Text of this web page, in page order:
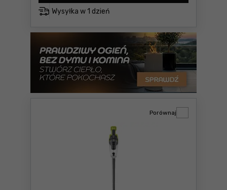
Wysyłka w 1 dzień
Porównaj